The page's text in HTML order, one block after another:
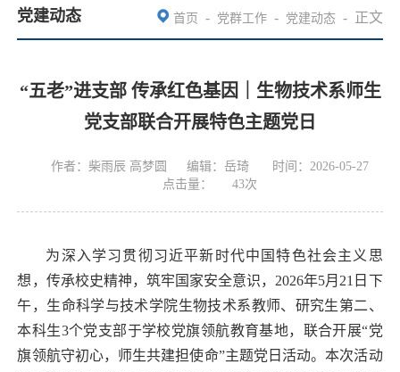
党建动态 首页 - 党群工作 - 党建动态 - 正文
“五老”进支部 传承红色基因｜生物技术系师生
党支部联合开展特色主题党日
作者：柴雨辰 高梦圆 编辑：岳琦
时间：2026-05-27
点击量：
43次
为深入学习贯彻习近平新时代中国特色社会主义思
想，传承校史精神，筑牢国家安全意识，2026年5月21日下
午，生命科学与技术学院生物技术系教师、研究生第二、
本科生3个党支部于学校党旗领航教育基地，联合开展“党
旗领航守初心，师生共建担使命”主题党日活动。本次活动